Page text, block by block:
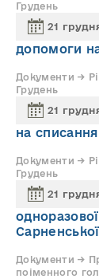
Грудень
21
допомоги
Документи →
Грудень
21
на
Документи →
Грудень
21
Документи →
поіменного